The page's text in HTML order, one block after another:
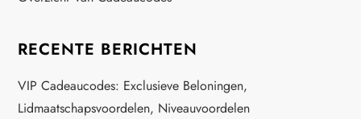
o
n
RECENTE BERICHTEN
VIP Cadeaucodes: Exclusieve Beloningen,
Lidmaatschapsvoordelen, Niveauvoordelen